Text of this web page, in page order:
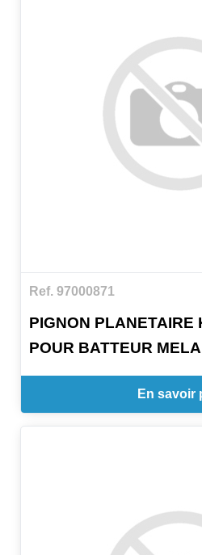
Ref. 97000871
PIGNON PLANETAIRE
POUR BATTEUR
En savoir